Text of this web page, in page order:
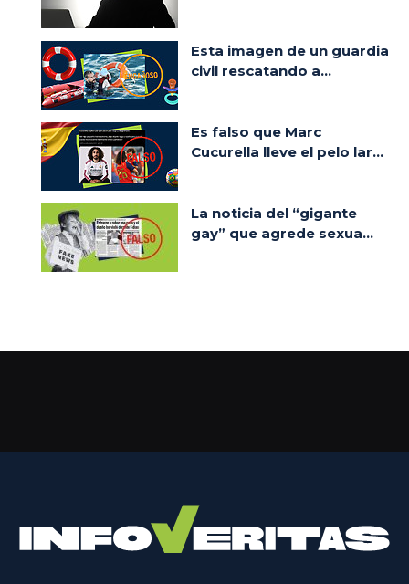
Esta imagen de un guardia
civil rescatando a...
Es falso que Marc
Cucurella lleve el pelo lar...
La noticia del “gigante
gay” que agrede sexua...